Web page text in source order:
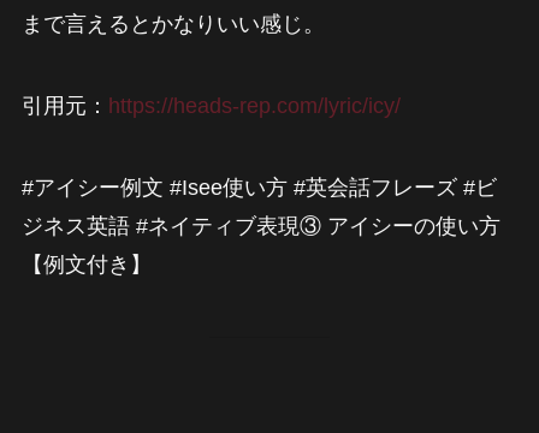
まで言えるとかなりいい感じ。
引用元： https://heads-rep.com/lyric/icy/
#アイシー例文 #Isee使い方 #英会話フレーズ #ビ
ジネス英語 #ネイティブ表現③ アイシーの使い方
【例文付き】